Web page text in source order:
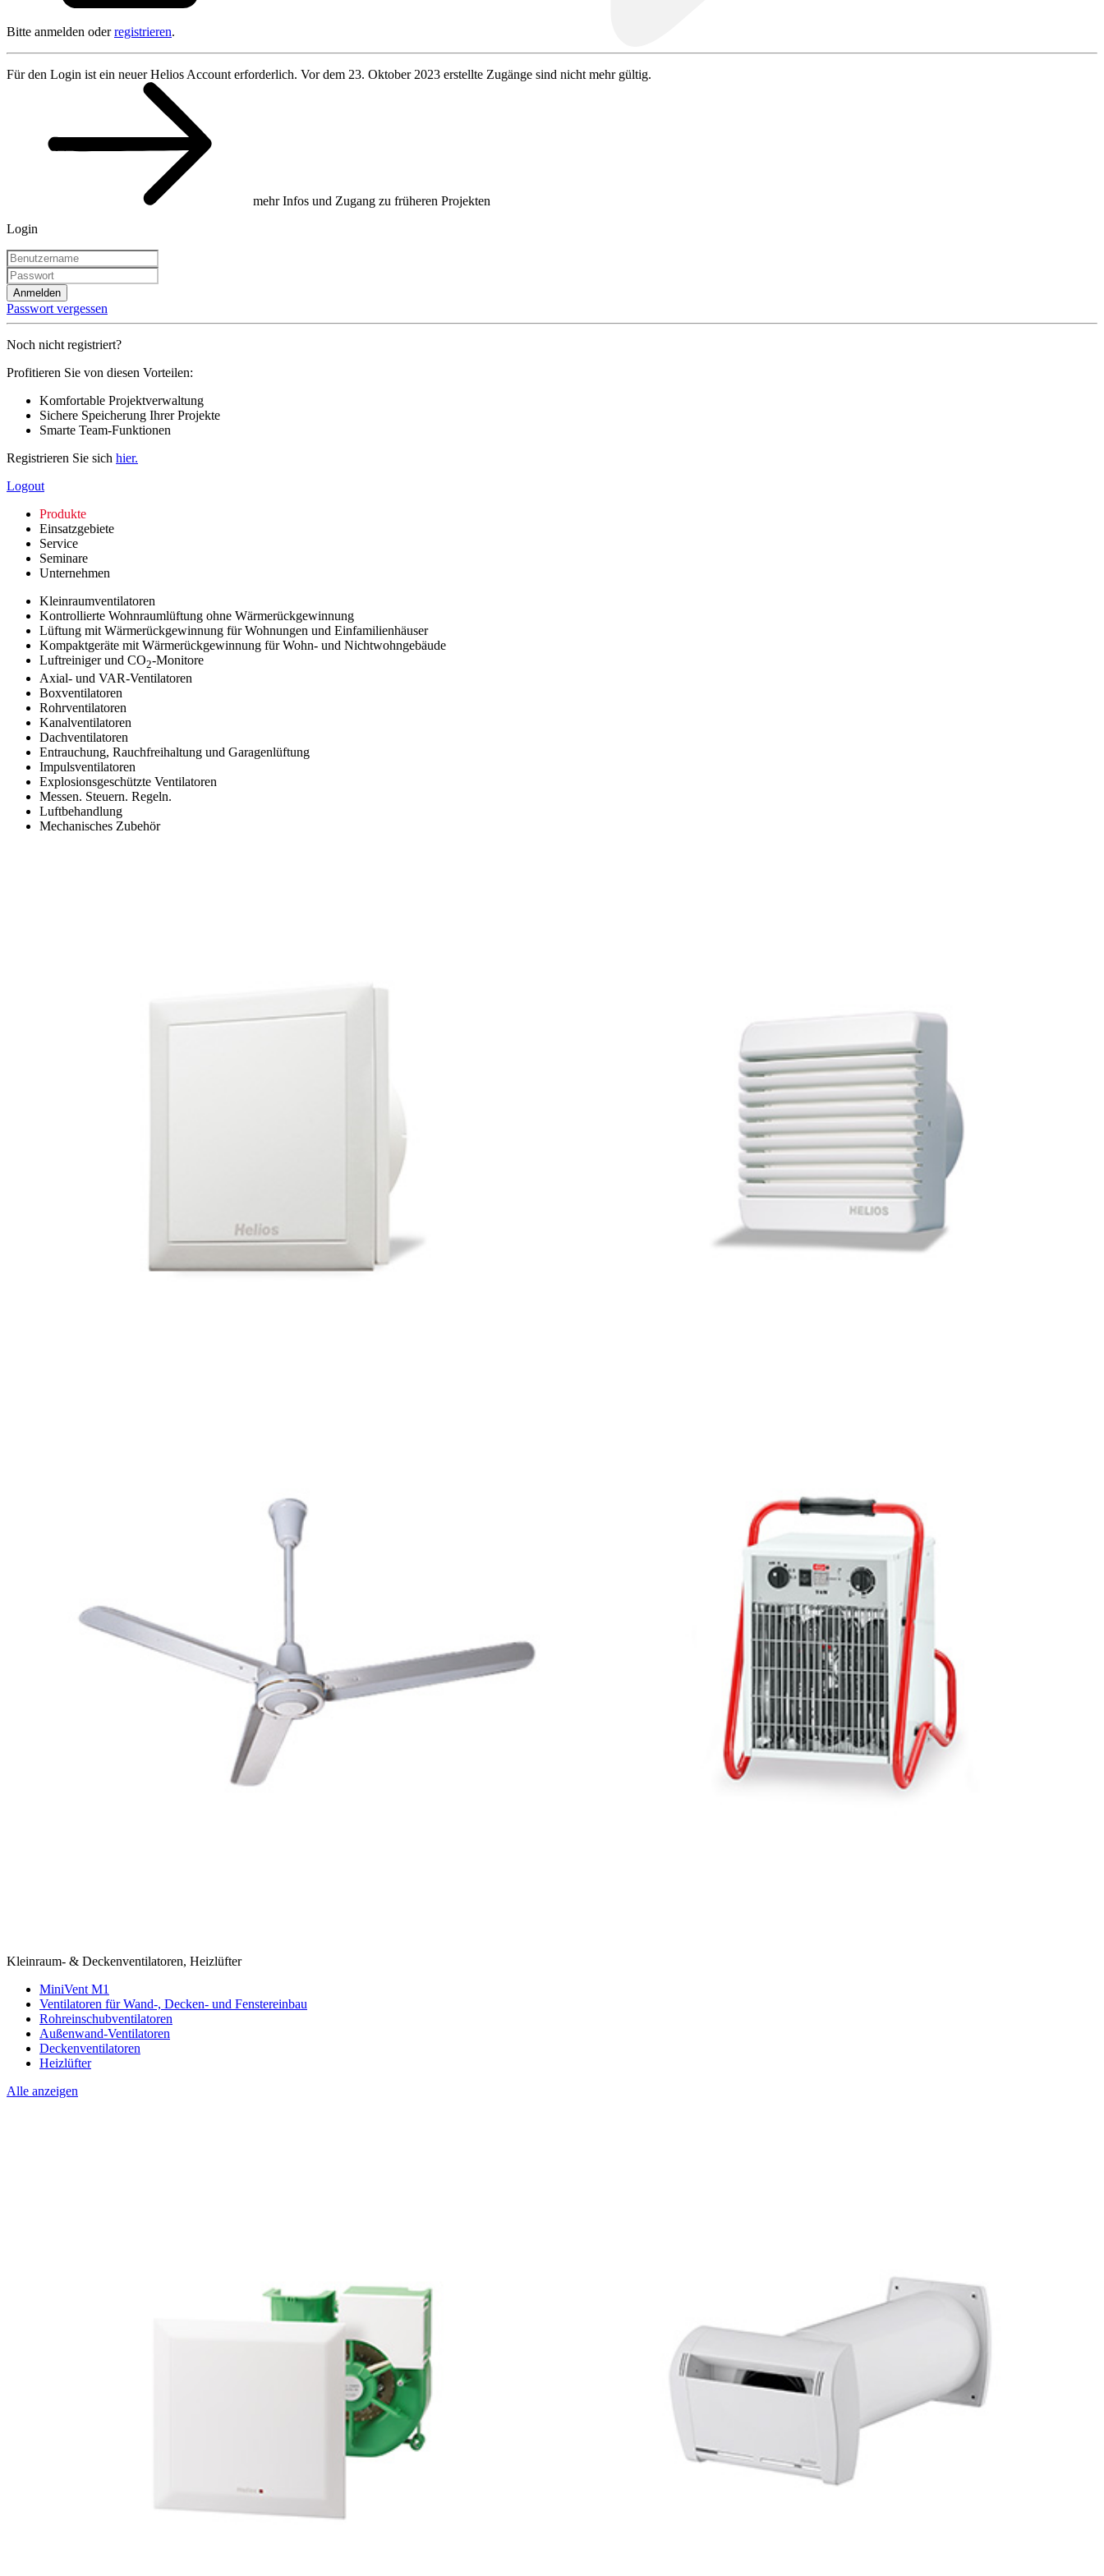
Bitte anmelden oderregistrieren.
Für den Login ist ein neuer Helios Account erforderlich. Vor dem 23. Oktober 2023 erstellte Zugänge sind nicht mehr gültig.
mehr Infos und Zugang zu früheren Projekten
Login
Anmelden
Passwort vergessen
Noch nicht registriert?
Profitieren Sie von diesen Vorteilen:
Komfortable Projektverwaltung
Sichere Speicherung Ihrer Projekte
Smarte Team-Funktionen
Registrieren Sie sich hier.
Logout
Produkte
Einsatzgebiete
Service
Seminare
Unternehmen
Kleinraumventilatoren
Kontrollierte Wohnraumlüftung ohne Wärmerückgewinnung
Lüftung mit Wärmerückgewinnung für Wohnungen und Einfamilienhäuser
Kompaktgeräte mit Wärmerückgewinnung für Wohn- und Nichtwohngebäude
Luftreiniger und CO2-Monitore
Axial- und VAR-Ventilatoren
Boxventilatoren
Rohrventilatoren
Kanalventilatoren
Dachventilatoren
Entrauchung, Rauchfreihaltung und Garagenlüftung
Impulsventilatoren
Explosionsgeschützte Ventilatoren
Messen. Steuern. Regeln.
Luftbehandlung
Mechanisches Zubehör
Kleinraum- & Deckenventilatoren, Heizlüfter
MiniVent M1
Ventilatoren für Wand-, Decken- und Fenstereinbau
Rohreinschubventilatoren
Außenwand-Ventilatoren
Deckenventilatoren
Heizlüfter
Alle anzeigen